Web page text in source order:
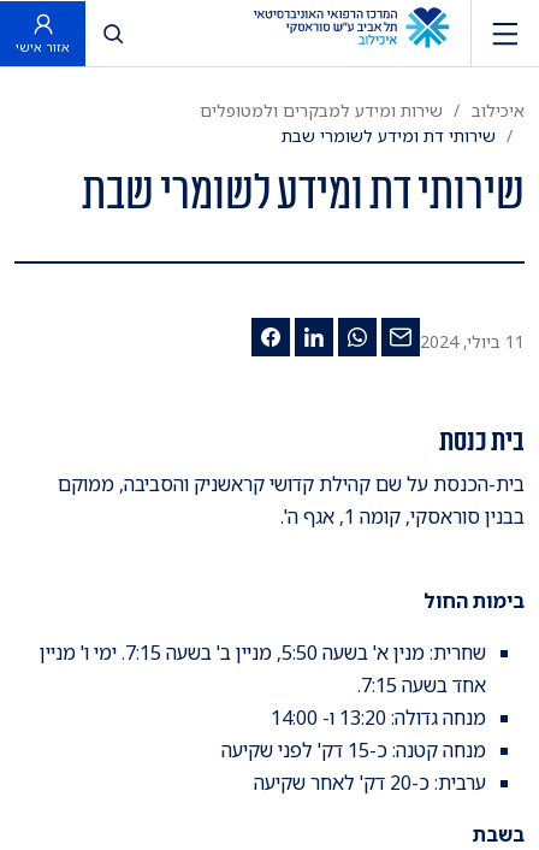
פתח חיפוש
אזור אישי
איכילוב
שירות ומידע למבקרים ולמטופלים
שירותי דת ומידע לשומרי שבת
שירותי דת ומידע לשומרי שבת
11 ביולי, 2024
בית כנסת
בית-הכנסת על שם קהילת קדושי קראשניק והסביבה, ממוקם
בבנין סוראסקי, קומה 1, אגף ה'.
בימות החול
שחרית: מנין א' בשעה 5:50, מניין ב' בשעה 7:15. ימי ו' מניין
אחד בשעה 7:15.
מנחה גדולה: 13:20 ו- 14:00
מנחה קטנה: כ-15 דק' לפני שקיעה
ערבית: כ-20 דק' לאחר שקיעה
בשבת